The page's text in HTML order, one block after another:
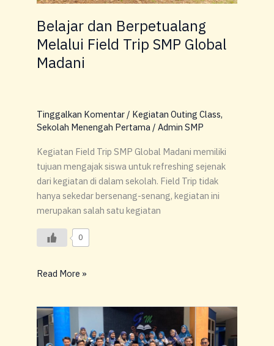
Belajar dan Berpetualang
Melalui Field Trip SMP Global
Madani
Tinggalkan Komentar / Kegiatan Outing Class,
Sekolah Menengah Pertama / Admin SMP
Kegiatan Field Trip SMP Global Madani memiliki
tujuan mengajak siswa untuk refreshing sejenak
dari kegiatan di dalam sekolah. Field Trip tidak
hanya sekedar bersenang-senang, kegiatan ini
merupakan salah satu kegiatan
0
Madani
Read More »
Kunjungan
Supervisi
Moneva: